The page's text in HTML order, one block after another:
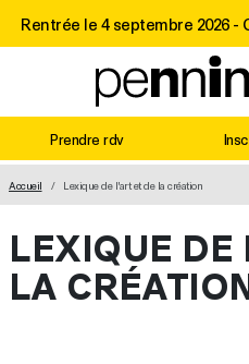
Rentrée le 4 septembre 2026 -
Prendre rdv
MAIN NAVIGATION
Accueil Lexique de l'art et de la création
LEXIQUE DE
LA